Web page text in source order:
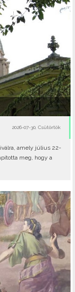
2026-07-30, Csütörtök
amely július 22-
meg, hogy a